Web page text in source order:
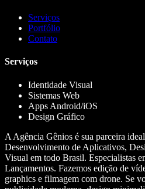
Serviços
Portfólio
Contato
Serviços
Identidade Visual
Sistemas Web
Apps Android/iOS
Design Gráfico
A Agência Gênios é sua parceira
Desenvolvimento de Aplicativos,
Visual em todo Brasil. Especialistas
Lançamentos. Fazemos edição de
graphics e filmagem com drone. Se